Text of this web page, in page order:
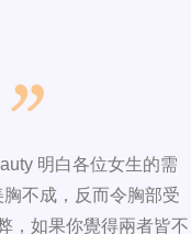
明白各位女生的需
不成，反而令胸部受
，如果你覺得兩者皆不